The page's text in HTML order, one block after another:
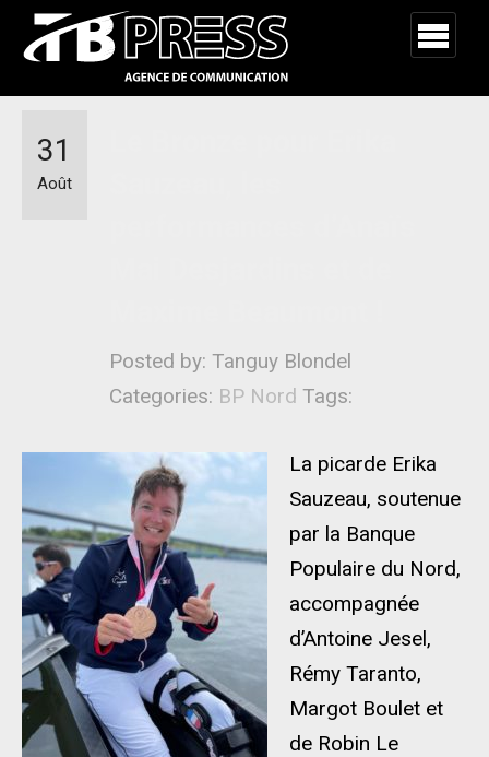
Posted by: Tanguy Blondel
Categories: BP Nord Tags:
31
Août
La picarde Erika
Sauzeau, soutenue
par la Banque
Populaire du Nord,
accompagnée
d’Antoine Jesel,
Rémy Taranto,
Margot Boulet et
de Robin Le